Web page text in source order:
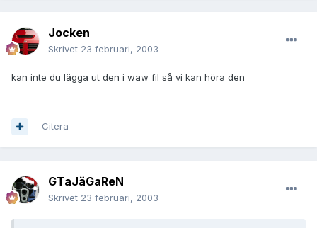
Jocken
Skrivet 23 februari, 2003
kan inte du lägga ut den i waw fil så vi kan höra den
Citera
GTaJäGaReN
Skrivet 23 februari, 2003